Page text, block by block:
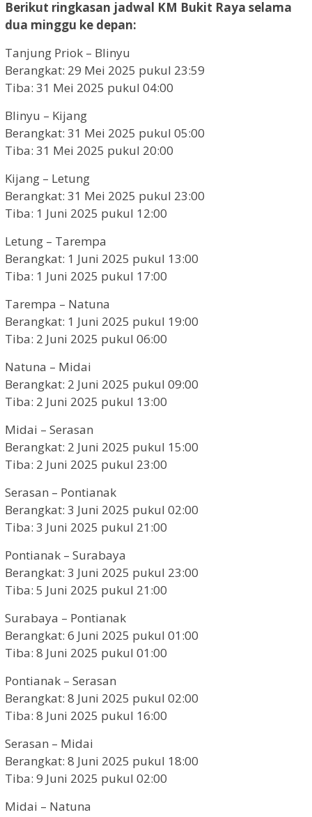
Berikut ringkasan jadwal KM Bukit Raya selama
dua minggu ke depan:
Tanjung Priok – Blinyu
Berangkat: 29 Mei 2025 pukul 23:59
Tiba: 31 Mei 2025 pukul 04:00
Blinyu – Kijang
Berangkat: 31 Mei 2025 pukul 05:00
Tiba: 31 Mei 2025 pukul 20:00
Kijang – Letung
Berangkat: 31 Mei 2025 pukul 23:00
Tiba: 1 Juni 2025 pukul 12:00
Letung – Tarempa
Berangkat: 1 Juni 2025 pukul 13:00
Tiba: 1 Juni 2025 pukul 17:00
Tarempa – Natuna
Berangkat: 1 Juni 2025 pukul 19:00
Tiba: 2 Juni 2025 pukul 06:00
Natuna – Midai
Berangkat: 2 Juni 2025 pukul 09:00
Tiba: 2 Juni 2025 pukul 13:00
Midai – Serasan
Berangkat: 2 Juni 2025 pukul 15:00
Tiba: 2 Juni 2025 pukul 23:00
Serasan – Pontianak
Berangkat: 3 Juni 2025 pukul 02:00
Tiba: 3 Juni 2025 pukul 21:00
Pontianak – Surabaya
Berangkat: 3 Juni 2025 pukul 23:00
Tiba: 5 Juni 2025 pukul 21:00
Surabaya – Pontianak
Berangkat: 6 Juni 2025 pukul 01:00
Tiba: 8 Juni 2025 pukul 01:00
Pontianak – Serasan
Berangkat: 8 Juni 2025 pukul 02:00
Tiba: 8 Juni 2025 pukul 16:00
Serasan – Midai
Berangkat: 8 Juni 2025 pukul 18:00
Tiba: 9 Juni 2025 pukul 02:00
Midai – Natuna